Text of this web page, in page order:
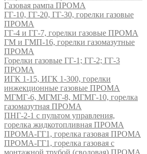
Газовая рампа ПРОМА
ГГ-10, ГГ-20, ГГ-30, горелки газовые
ПРОМА
ГГ-4 и ГГ-7, горелки газовые ПРОМА
ГМ и ГМП-16, горелки газомазутные
ПРОМА
Горелки газовые ГГ-1; ГГ-2; ГГ-3
ПРОМА
ИГК 1-15, ИГК 1-300, горелки
инжекционные газовые ПРОМА
МГМГ-6, МГМГ-8, МГМГ-10, горелка
газомазутная ПРОМА
ПНГ-2-1 с пультом управления,
горелка жидкотопливная ПРОМА
ПРОМА-ГГ1, горелка газовая ПРОМА
ПРОМА-ГГ1, горелка газовая с
монтажной трубой (сводовая) ПРОМА